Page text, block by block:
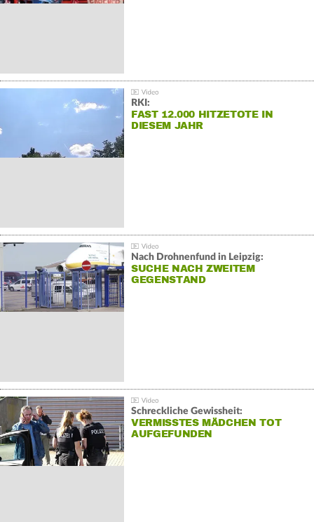
RKI:
FAST 12.000 HITZETOTE IN
DIESEM JAHR
Nach Drohnenfund in Leipzig:
SUCHE NACH ZWEITEM
GEGENSTAND
Schreckliche Gewissheit:
VERMISSTES MÄDCHEN TOT
AUFGEFUNDEN